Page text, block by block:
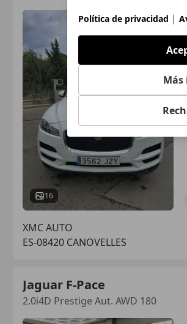
16
XMC AUTO
ES-08420 CANOVELLES
Jaguar F-Pace
2.0i4D Prestige Aut. AWD 180
Política de privacidad |